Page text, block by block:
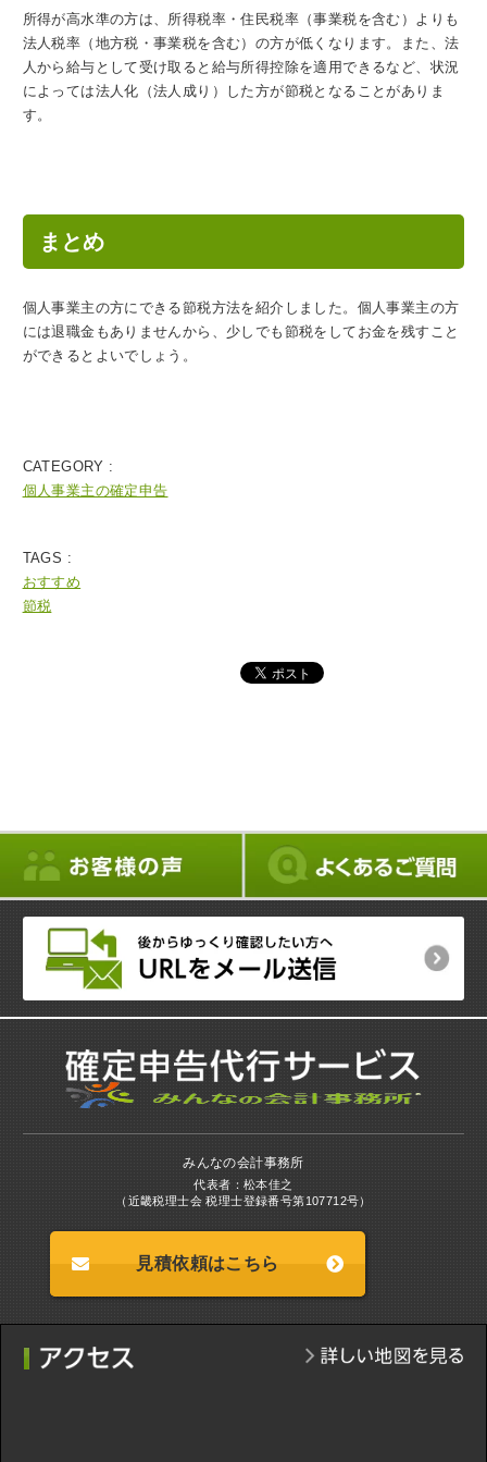
所得が高水準の方は、所得税率・住民税率（事業税を含む）よりも
法人税率（地方税・事業税を含む）の方が低くなります。また、法
人から給与として受け取ると給与所得控除を適用できるなど、状況
によっては法人化（法人成り）した方が節税となることがありま
す。
まとめ
個人事業主の方にできる節税方法を紹介しました。個人事業主の方
には退職金もありませんから、少しでも節税をしてお金を残すこと
ができるとよいでしょう。
CATEGORY :
個人事業主の確定申告
TAGS :
おすすめ
節税
みんなの会計事務所
代表者：松本佳之
（近畿税理士会 税理士登録番号第107712号）
見積依頼はこちら